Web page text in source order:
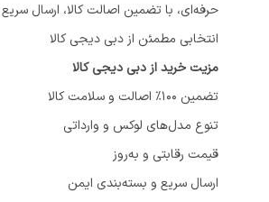
حرفه‌ای، با تضمین اصالت کالا، ارسال سریع
انتخابی مطمئن از دبی دیجی کالا
مزیت خرید از دبی دیجی کالا
تضمین 100٪ اصالت و سلامت کالا
تنوع مدل‌های لوکس و وارداتی
قیمت رقابتی و به‌روز
ارسال سریع و بسته‌بندی ایمن